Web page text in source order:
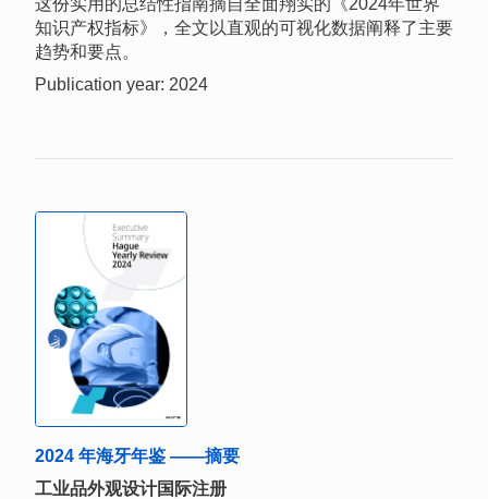
这份实用的总结性指南摘自全面翔实的《2024年世界
知识产权指标》，全文以直观的可视化数据阐释了主要
趋势和要点。
Publication year: 2024
2024 年海牙年鉴 ——摘要
工业品外观设计国际注册